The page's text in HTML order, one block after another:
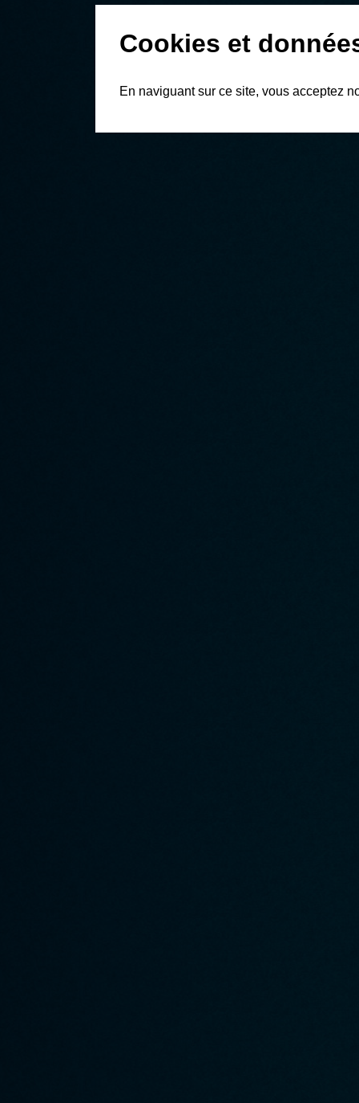
Cookies et
En naviguant sur ce site, vous acceptez